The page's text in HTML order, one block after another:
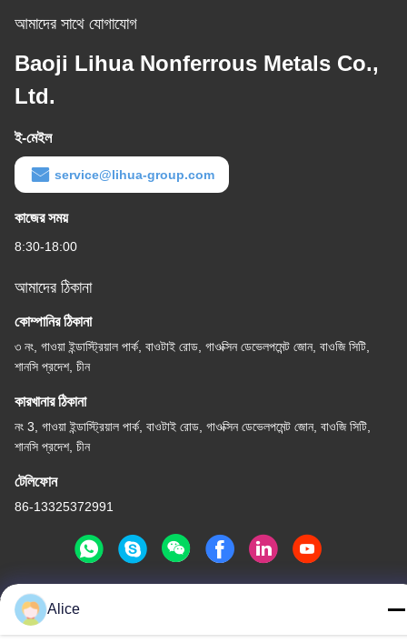
আমাদের সাথে যোগাযোগ
Baoji Lihua Nonferrous Metals Co.,
Ltd.
ই-মেইল
service@lihua-group.com
কাজের সময়
8:30-18:00
আমাদের ঠিকানা
কোম্পানির ঠিকানা
৩ নং, গাওয়া ইন্ডাস্ট্রিয়াল পার্ক, বাওটাই রোড, গাওক্সিন ডেভেলপমেন্ট জোন, বাওজি সিটি,
শানসি প্রদেশ, চীন
কারখানার ঠিকানা
নং 3, গাওয়া ইন্ডাস্ট্রিয়াল পার্ক, বাওটাই রোড, গাওক্সিন ডেভেলপমেন্ট জোন, বাওজি সিটি,
শানসি প্রদেশ, চীন
টেলিফোন
86-13325372991
চীন ভালো মানের টাইটানিয়াম ফ্ল্যাঞ্জ সরবরাহকারী। কপিরাইট © -2026 Baoji Lihua
Nonferrous Metals Co., Ltd. . সমস্ত অধিকার সংরক্ষিত.
Alice